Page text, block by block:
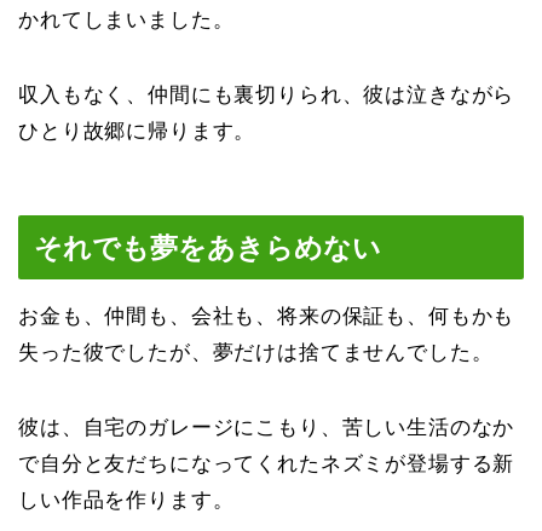
かれてしまいました。
収入もなく、仲間にも裏切りられ、彼は泣きながら
ひとり故郷に帰ります。
それでも夢をあきらめない
お金も、仲間も、会社も、将来の保証も、何もかも
失った彼でしたが、夢だけは捨てませんでした。
彼は、自宅のガレージにこもり、苦しい生活のなか
で自分と友だちになってくれたネズミが登場する新
しい作品を作ります。